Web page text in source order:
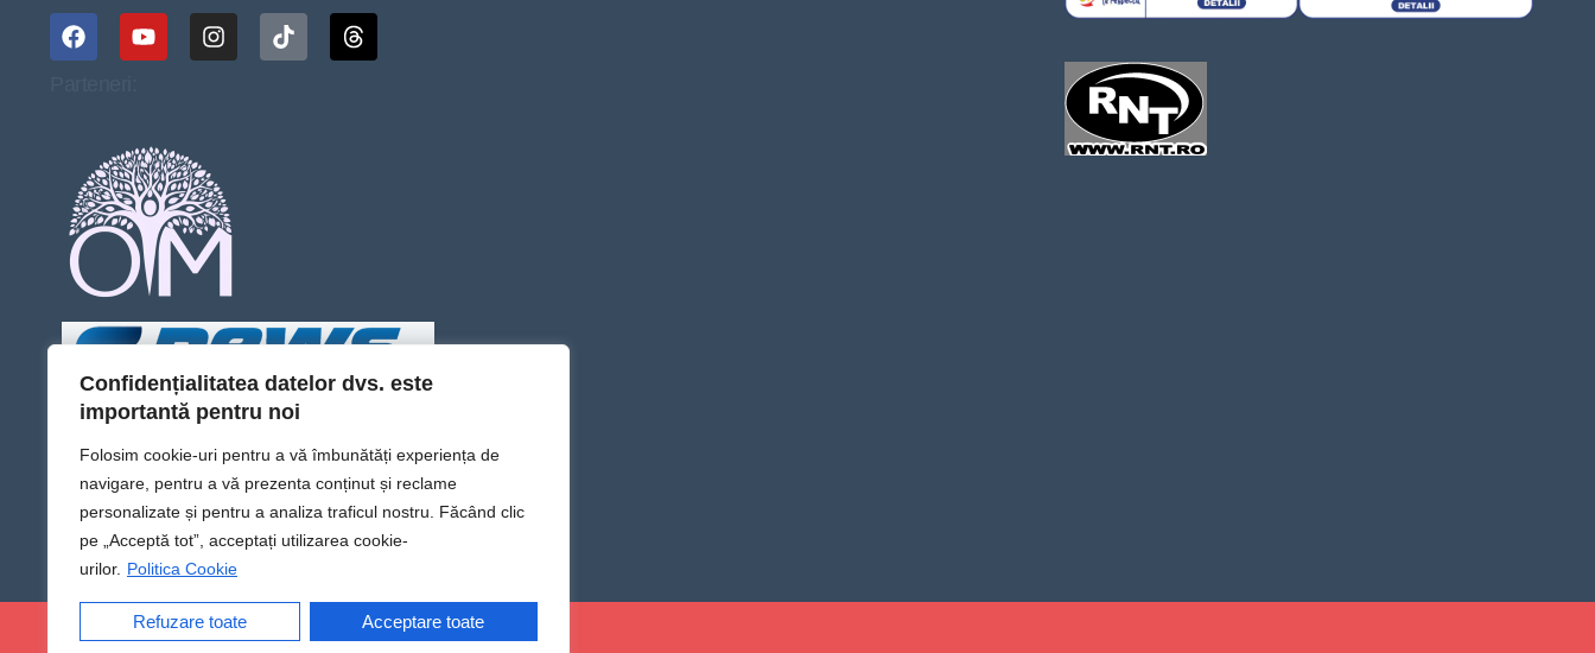
Confidențialitatea datelor dvs. este
importantă pentru noi
Folosim cookie-uri pentru a vă îmbunătăți experiența de
navigare, pentru a vă prezenta conținut și reclame
personalizate și pentru a analiza traficul nostru. Făcând clic
pe „Acceptă tot”, acceptați utilizarea cookie-
urilor. Politica Cookie
Refuzare toate Acceptare toate
@Sens TV | Dă sens omului din tine!